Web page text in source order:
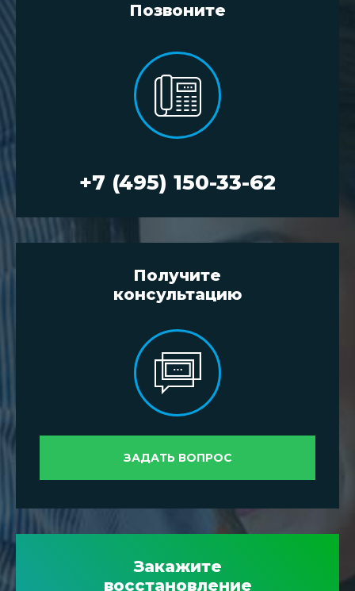
Позвоните
+7 (495) 150-33-62
Получите
консультацию
ЗАДАТЬ ВОПРОС
Закажите
восстановление